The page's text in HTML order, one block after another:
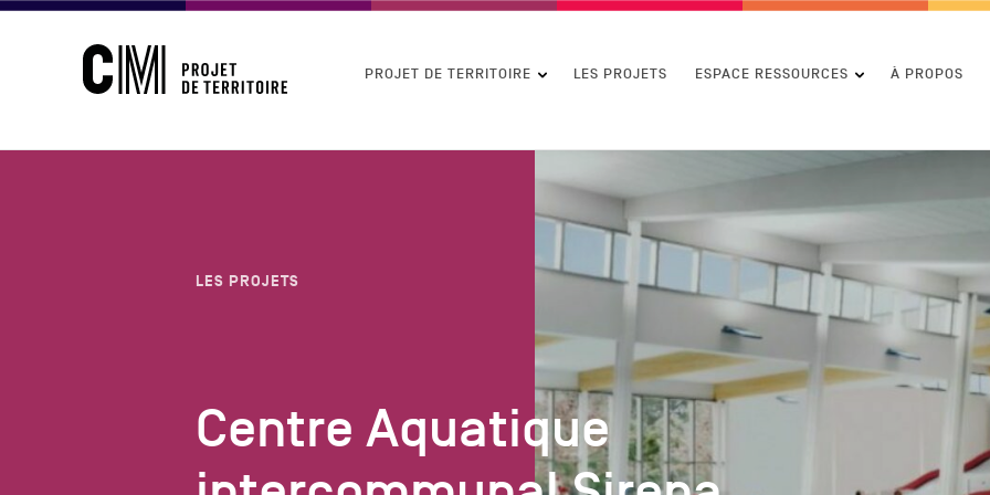
CM
-
Navigation
PROJET DE TERRITOIRE LES PROJETS ESPACE RESSOURCES À PROPOS
Centre Aquatique
LES PROJETS